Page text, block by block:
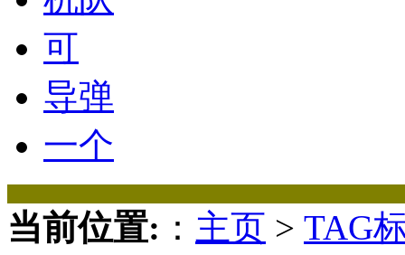
可
导弹
一个
当前位置: ： 主页 > TAG